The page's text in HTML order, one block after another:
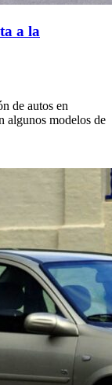
a la
de autos en
algunos modelos de